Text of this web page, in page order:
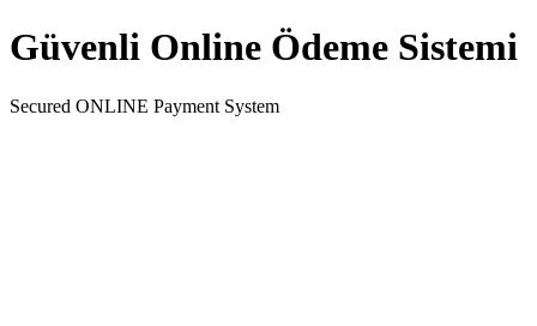
Güvenli Online Ödeme Sistemi
Secured ONLINE Payment System